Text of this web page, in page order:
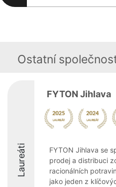
Ostatní
Laureáti
FYTON Jihlava
FYTON Jihlava se
prodej a distribuci
racionálních
jako jeden z